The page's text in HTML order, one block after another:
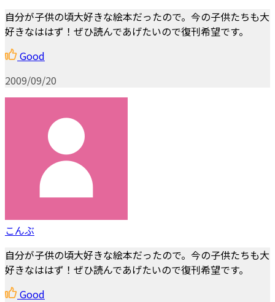
自分が子供の頃大好きな絵本だったので。今の子供たちも大
好きなははず！ぜひ読んであげたいので復刊希望です。
Good
2009/09/20
こんぶ
自分が子供の頃大好きな絵本だったので。今の子供たちも大
好きなははず！ぜひ読んであげたいので復刊希望です。
Good